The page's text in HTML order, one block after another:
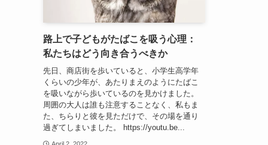
路上で子どもがたばこを吸う心理：
私たちはどう向き合うべきか
先日、商店街を歩いていると、小学生高学年
くらいの少年が、あたりまえのようにたばこ
を吸いながら歩いているのを見かけました。
周囲の大人は誰も注意することなく、私もま
た、ちらりと彼を見ただけで、その場を通り
過ぎてしまいました。 https://youtu.be...